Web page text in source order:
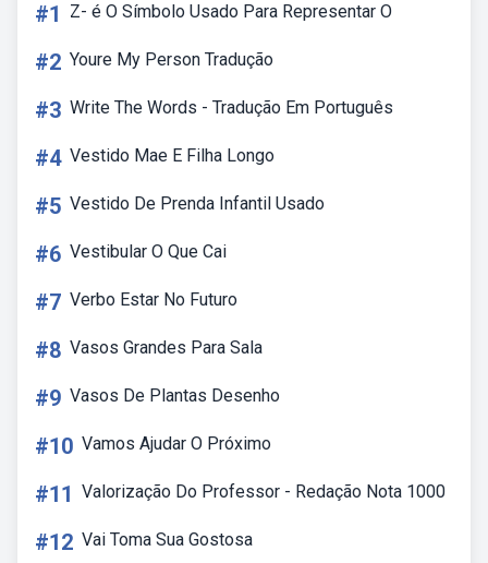
#1 Z- é O Símbolo Usado Para Representar O
#2 Youre My Person Tradução
#3 Write The Words - Tradução Em Português
#4 Vestido Mae E Filha Longo
#5 Vestido De Prenda Infantil Usado
#6 Vestibular O Que Cai
#7 Verbo Estar No Futuro
#8 Vasos Grandes Para Sala
#9 Vasos De Plantas Desenho
#10 Vamos Ajudar O Próximo
#11 Valorização Do Professor - Redação Nota 1000
#12 Vai Toma Sua Gostosa